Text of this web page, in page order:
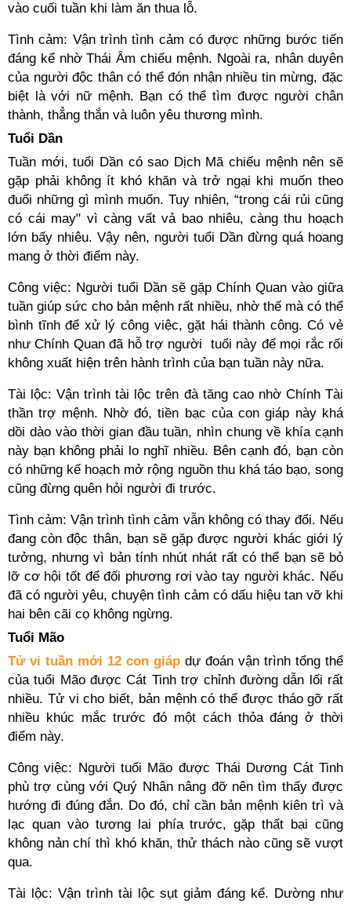
vào cuối tuần khi làm ăn thua lỗ.
Tình cảm: Vận trình tình cảm có được những bước tiến
đáng kể nhờ Thái Âm chiếu mệnh. Ngoài ra, nhân duyên
của người độc thân có thể đón nhận nhiều tin mừng, đặc
biệt là với nữ mệnh. Bạn có thể tìm được người chân
thành, thẳng thắn và luôn yêu thương mình.
Tuổi Dần
Tuần mới, tuổi Dần có sao Dịch Mã chiếu mệnh nên sẽ
gặp phải không ít khó khăn và trở ngại khi muốn theo
đuổi những gì mình muốn. Tuy nhiên, “trong cái rủi cũng
có cái may" vì càng vất vả bao nhiêu, càng thu hoạch
lớn bấy nhiêu. Vậy nên, người tuổi Dần đừng quá hoang
mang ở thời điểm này.
Công việc: Người tuổi Dần sẽ gặp Chính Quan vào giữa
tuần giúp sức cho bản mệnh rất nhiều, nhờ thế mà có thể
bình tĩnh để xử lý công việc, gặt hái thành công. Có vẻ
như Chính Quan đã hỗ trợ người tuổi này để mọi rắc rối
không xuất hiện trên hành trình của bạn tuần này nữa.
Tài lộc: Vận trình tài lộc trên đà tăng cao nhờ Chính Tài
thần trợ mệnh. Nhờ đó, tiền bạc của con giáp này khá
dồi dào vào thời gian đầu tuần, nhìn chung về khía cạnh
này bạn không phải lo nghĩ nhiều. Bên cạnh đó, bạn còn
có những kế hoạch mở rộng nguồn thu khá táo bạo, song
cũng đừng quên hỏi người đi trước.
Tình cảm: Vận trình tình cảm vẫn không có thay đổi. Nếu
đang còn độc thân, bạn sẽ gặp được người khác giới lý
tưởng, nhưng vì bản tính nhút nhát rất có thể bạn sẽ bỏ
lỡ cơ hội tốt để đối phương rơi vào tay người khác. Nếu
đã có người yêu, chuyện tình cảm có dấu hiệu tan vỡ khi
hai bên cãi cọ không ngừng.
Tuổi Mão
Tử vi tuần mới 12 con giáp dự đoán vận trình tổng thể
của tuổi Mão được Cát Tinh trợ chỉnh đường dẫn lối rất
nhiều. Tử vi cho biết, bản mệnh có thể được tháo gỡ rất
nhiều khúc mắc trước đó một cách thỏa đáng ở thời
điểm này.
Công việc: Người tuổi Mão được Thái Dương Cát Tinh
phù trợ cùng với Quý Nhân nâng đỡ nên tìm thấy được
hướng đi đúng đắn. Do đó, chỉ cần bản mệnh kiên trì và
lạc quan vào tương lai phía trước, gặp thất bại cũng
không nản chí thì khó khăn, thử thách nào cũng sẽ vượt
qua.
Tài lộc: Vận trình tài lộc sụt giảm đáng kể. Dường như